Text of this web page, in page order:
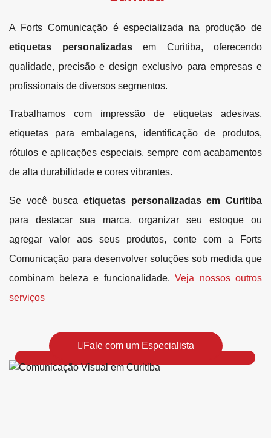
A Forts Comunicação é especializada na produção de
etiquetas personalizadasem Curitiba, oferecendo
qualidade, precisão e design exclusivo para empresas e
profissionais de diversos segmentos.
Trabalhamos com impressão de etiquetas adesivas,
etiquetas para embalagens, identificação de produtos,
rótulos e aplicações especiais, sempre com acabamentos
de alta durabilidade e cores vibrantes.
Se você busca etiquetas personalizadas em Curitiba
para destacar sua marca, organizar seu estoque ou
agregar valor aos seus produtos, conte com a Forts
Comunicação para desenvolver soluções sob medida que
combinam beleza e funcionalidade. Veja nossos outros
serviços
Fale com um Especialista